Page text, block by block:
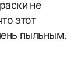
не
этот
пыльным.